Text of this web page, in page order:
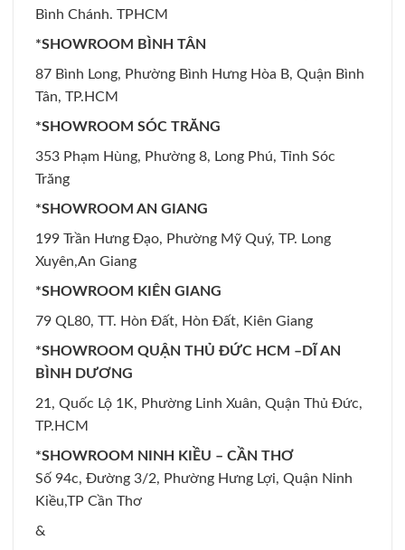
Bình Chánh. TPHCM
*SHOWROOM BÌNH TÂN
87 Bình Long, Phường Bình Hưng Hòa B, Quận Bình
Tân, TP.HCM
*SHOWROOM SÓC TRĂNG
353 Phạm Hùng, Phường 8, Long Phú, Tỉnh Sóc
Trăng
*SHOWROOM AN GIANG
199 Trần Hưng Đạo, Phường Mỹ Quý, TP. Long
Xuyên,An Giang
*SHOWROOM KIÊN GIANG
79 QL80, TT. Hòn Đất, Hòn Đất, Kiên Giang
*SHOWROOM QUẬN THỦ ĐỨC HCM –DĨ AN
BÌNH DƯƠNG
21, Quốc Lộ 1K, Phường Linh Xuân, Quận Thủ Đức,
TP.HCM
*SHOWROOM NINH KIỀU – CẦN THƠ
Số 94c, Đường 3/2, Phường Hưng Lợi, Quận Ninh
Kiều,TP Cần Thơ
&